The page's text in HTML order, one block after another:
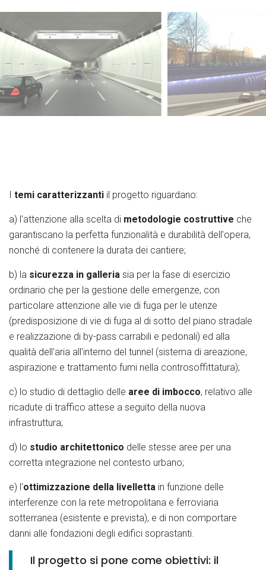
temi caratterizzanti il progetto riguardano:
a) l'attenzione alla scelta di metodologie costruttive che
garantiscano la perfetta funzionalità e durabilità dell'opera,
nonché di contenere la durata dei cantiere;
b) la sicurezza in galleria sia per la fase di esercizio
ordinario che per la gestione delle emergenze, con
particolare attenzione alle vie di fuga per le utenze
(predisposizione di vie di fuga al di sotto del piano stradale
e realizzazione di by-pass carrabili e pedonali) ed alla
qualità dell'aria all'interno del tunnel (sistema di areazione,
aspirazione e trattamento fumi nella controsoffittatura);
c) lo studio di dettaglio delle aree di imbocco, relativo alle
ricadute di traffico attese a seguito della nuova
infrastruttura;
d) lo studio architettonico delle stesse aree per una
corretta integrazione nel contesto urbano;
e) l'ottimizzazione della livelletta in funzione delle
interferenze con la rete metropolitana e ferroviaria
sotterranea (esistente e prevista), e di non comportare
danni alle fondazioni degli edifici soprastanti.
Il progetto si pone come obiettivi: il